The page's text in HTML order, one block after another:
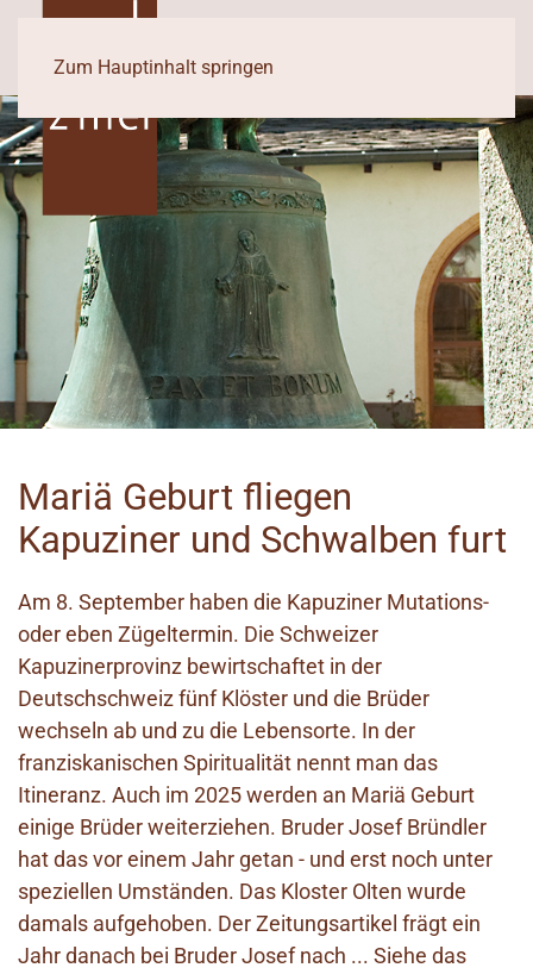
Zum Hauptinhalt springen
Mariä Geburt fliegen
Kapuziner und Schwalben furt
Am 8. September haben die Kapuziner Mutations-
oder eben Zügeltermin. Die Schweizer
Kapuzinerprovinz bewirtschaftet in der
Deutschschweiz fünf Klöster und die Brüder
wechseln ab und zu die Lebensorte. In der
franziskanischen Spiritualität nennt man das
Itineranz. Auch im 2025 werden an Mariä Geburt
einige Brüder weiterziehen. Bruder Josef Bründler
hat das vor einem Jahr getan - und erst noch unter
speziellen Umständen. Das Kloster Olten wurde
damals aufgehoben. Der Zeitungsartikel frägt ein
Jahr danach bei Bruder Josef nach ... Siehe das